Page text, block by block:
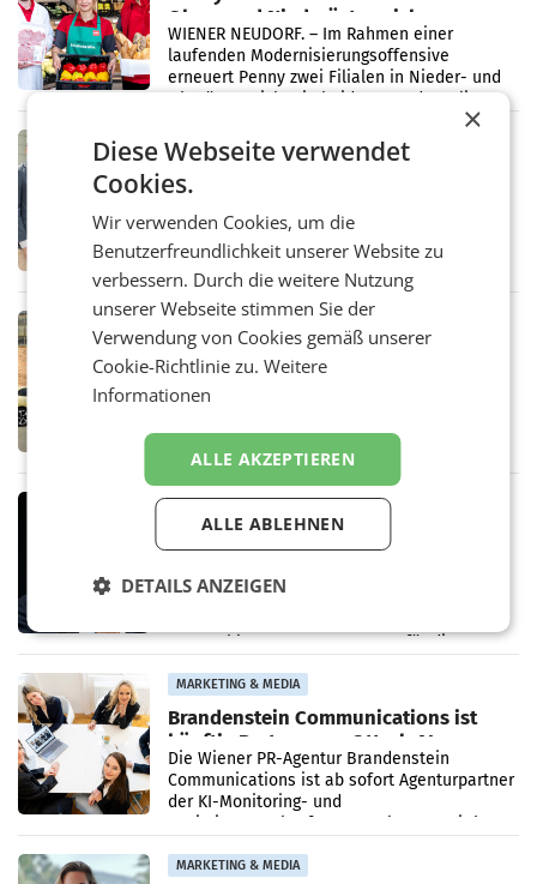
Ober- und Niederösterreich
WIENER NEUDORF. – Im Rahmen einer
laufenden Modernisierungsoffensive
erneuert Penny zwei Filialen in Nieder- und
Oberösterreich. Die beiden Standorte liegen
RETAIL
Alles bereit für den Wechsel: Jürgen
Albrecht setzt ab 1.1.2027 auf Adeg
WIENER NEUDORF. – Die geplante
Zusammenarbeit zwischen Adeg und dem
Vorarlberger Kaufmann Jürgen Albrecht ist
kartellrechtlich freigegeben: Die
Bundeswettbewerbsbehörde und der
Bundeskartellanwalt
Rekordergebnis im Juli: Leapmotor
verdoppelt Auslieferungen und
überschreitet die 100.000er-Marke
– Im Juli 2026 erreichte Leapmotor einen
101.267 Fahrzeuge aus, womit sich das
Ergebnis gegenüber Juli 2025 mehr als
verdoppelte (+102
MARKETING & MEDIA
Stiftungsrat Lederer wehrt sich in
Mehrere Themen beschäftigen derzeit den
ORF. Am Dienstag soll im Stiftungsrat über
vorgeschlagenen Besetzungen für die
MARKETING & MEDIA
Brandenstein Communications ist
künftig Partner von OtterlyAI
Die Wiener PR-Agentur Brandenstein
Communications ist ab sofort Agenturpartner
der KI-Monitoring- und
Optimierungsplattform OtterlyAI. Damit baut
MARKETING & MEDIA
×
Diese Webseite verwendet
Cookies.
Wir verwenden Cookies, um die
Benutzerfreundlichkeit unserer Website zu
verbessern. Durch die weitere Nutzung
unserer Webseite stimmen Sie der
Verwendung von Cookies gemäß unserer
Cookie-Richtlinie zu.Weitere
Informationen
ALLE AKZEPTIEREN
ALLE ABLEHNEN
DETAILS ANZEIGEN